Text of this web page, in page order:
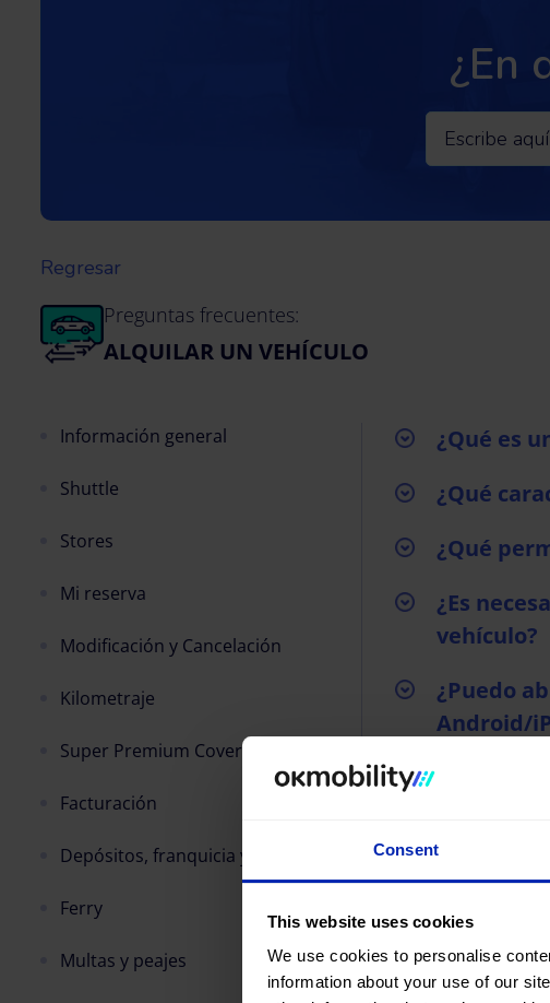
Consent
This website uses cookies
We use cookies to personalise
information about your use of our
¿En
Regresar
Preguntas frecuentes:
ALQUILAR UN VEHÍCULO
Información general
Shuttle
Stores
Mi reserva
Modificación y Cancelación
Kilometraje
Super Premium Cover
Facturación
Depósitos, franquicia y/o fianza
Ferry
Multas y peajes
¿Qué es
¿Qué
¿Qué
¿Es
vehículo?
¿Puedo
Android/
¿Cuales
¿Cuál es